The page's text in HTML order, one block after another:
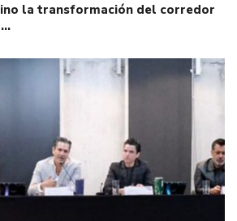
la transformación del corredor